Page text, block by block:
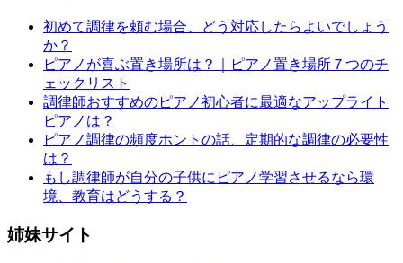
初めて調律を頼む場合、どう対応したらよいでしょう
か？
ピアノが喜ぶ置き場所は？｜ピアノ置き場所７つのチ
ェックリスト
調律師おすすめのピアノ初心者に最適なアップライト
ピアノは？
ピアノ調律の頻度ホントの話、定期的な調律の必要性
は？
もし調律師が自分の子供にピアノ学習させるなら環
境、教育はどうする？
姉妹サイト